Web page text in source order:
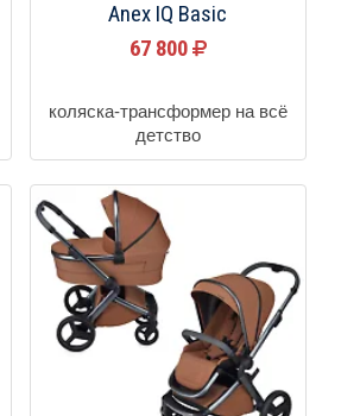
Anex IQ Basic
67 800
коляска-трансформер на всё
детство